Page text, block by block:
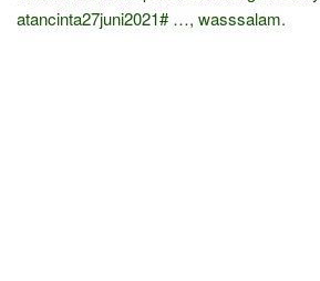
atancinta27juni2021# …, wasssalam.